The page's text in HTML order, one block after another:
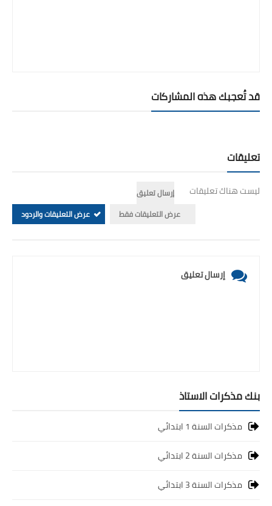
قد تُعجبك هذه المشاركات
تعليقات
ليست هناك تعليقات
إرسال تعليق
عرض التعليقات فقط
عرض التعليقات والردود
إرسال تعليق
بنك مذكرات الاستاذ
مذكرات السنة 1 ابتدائي
مذكرات السنة 2 ابتدائي
مذكرات السنة 3 ابتدائي